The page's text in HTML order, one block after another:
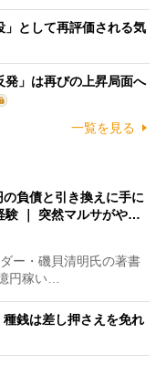
として再評価される気
発」は再びの上昇局面へ
一覧を見る
の負債と引き換えに手に
験 ｜ 突然マルサがや…
ー・磯貝清明氏の著書
円稼い…
銭は差し押さえを免れ